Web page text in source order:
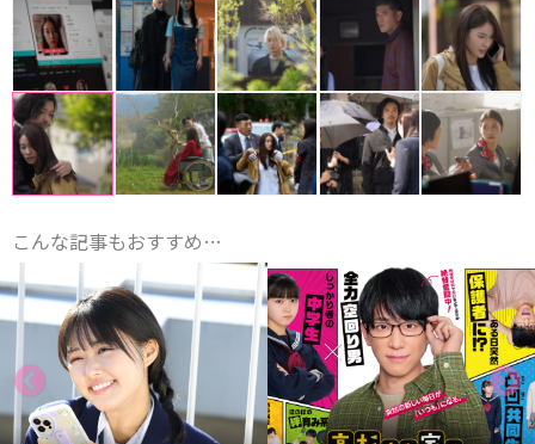
こんな記事もおすすめ…